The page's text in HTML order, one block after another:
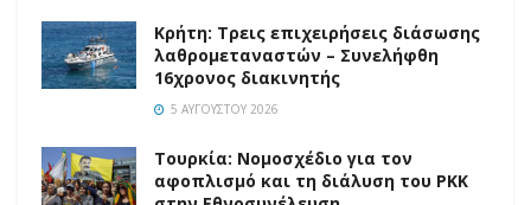
Κρήτη: Τρεις επιχειρήσεις διάσωσης
λαθρομεταναστών – Συνελήφθη
16χρονος διακινητής
5 ΑΥΓΟΎΣΤΟΥ 2026
Τουρκία: Νομοσχέδιο για τον
αφοπλισμό και τη διάλυση του PKK